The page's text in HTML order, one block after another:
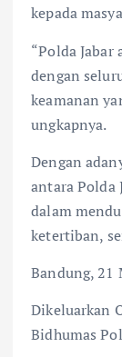
kepada
“Polda
dengan
keamanan
ungkapnya.
Dengan
antara Polda
dalam
ketertiban,
Bandung, 21
Dikeluarkan
Bidhumas